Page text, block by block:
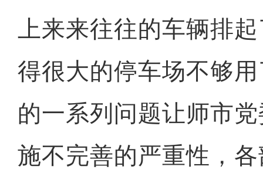
上来来往往的车辆排
得很大的停车场不够
的一系列问题让师市
施不完善的严重性，